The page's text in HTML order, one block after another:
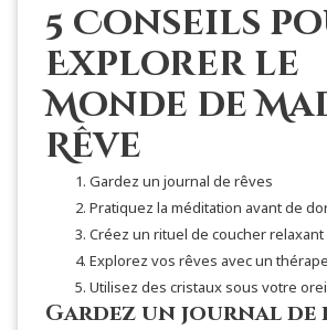
5 Conseils
Explorer le
Monde de
Rêve
Gardez un journal de rêves
Pratiquez la méditation avant de
Créez un rituel de coucher relaxant
Explorez vos rêves avec un
Utilisez des cristaux sous votre
Gardez un journal de